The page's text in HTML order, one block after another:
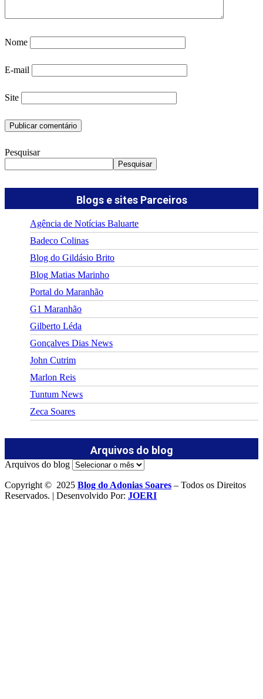
Nome
E-mail
Site
Pesquisar
Pesquisar
Blogs e sites Parceiros
Agência de Notícias Baluarte
Badeco Colinas
Blog do Gildásio Brito
Blog Matias Marinho
Portal do Maranhão
G1 Maranhão
Gilberto Léda
Gonçalves Dias News
John Cutrim
Marlon Reis
Tuntum News
Zeca Soares
Arquivos do blog
Arquivos do blog
Copyright © 2025 Blog do Adonias Soares – Todos os Direitos
Reservados. | Desenvolvido Por: JOERI